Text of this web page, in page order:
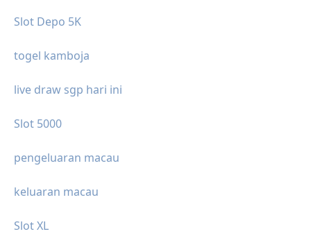
Slot Depo 5K
togel kamboja
live draw sgp hari ini
Slot 5000
pengeluaran macau
keluaran macau
Slot XL